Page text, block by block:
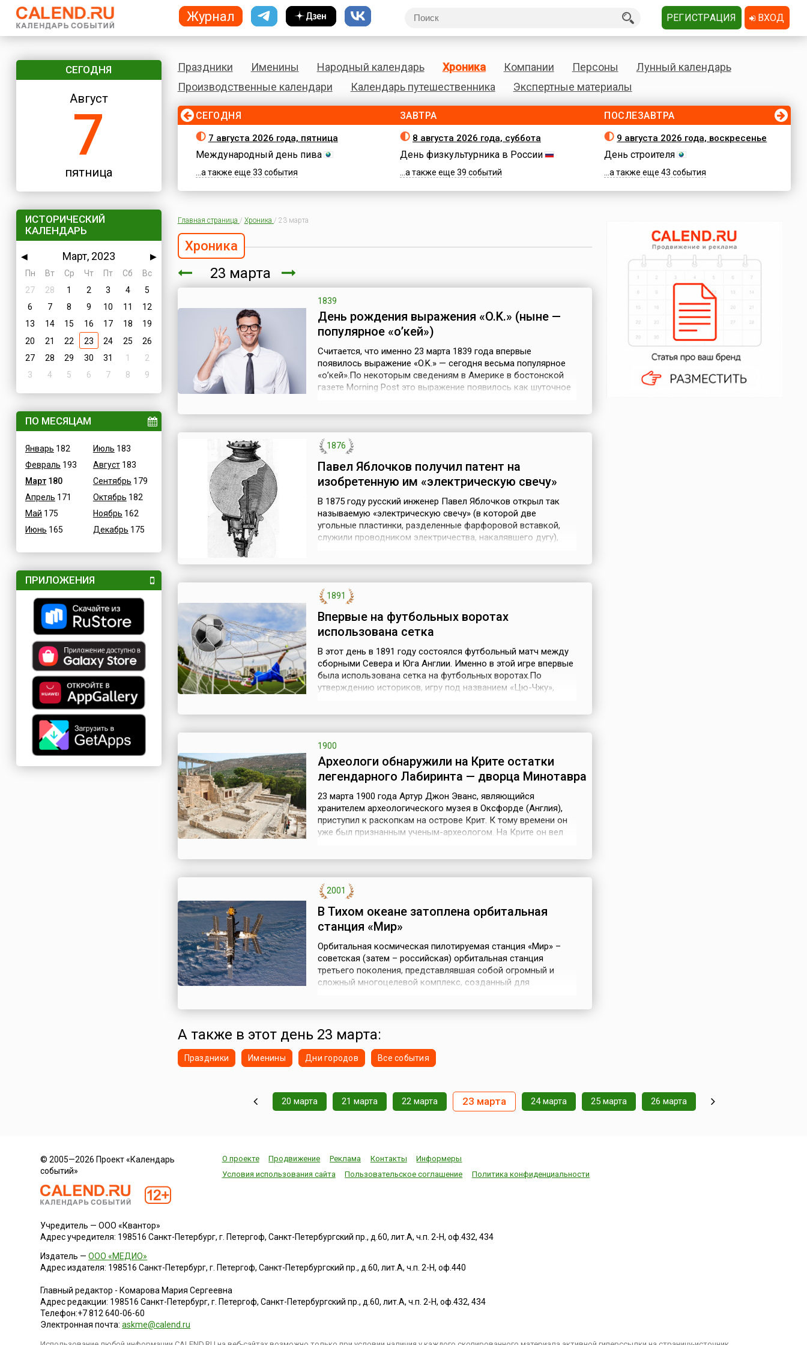
СЕГОДНЯ
Август
7
пятница
ИСТОРИЧЕСКИЙ
КАЛЕНДАРЬ
◀ Март, 2023
▶
Пн
Вт Ср Чт Пт Сб
Вс
27
28 1 2 3 4
5
6
7 8 9 10 11
12
13
14 15 16 17 18
19
20
21 22 23 24 25
26
27
28 29 30 31 1
2
3
4 5 6 7 8 9
ПО МЕСЯЦАМ
Январь 182
Февраль 193
Март180
Апрель 171
Май 175
Июнь 165
Июль 183
Август183
Сентябрь 179
Октябрь 182
Ноябрь 162
Декабрь 175
ПРИЛОЖЕНИЯ
Праздники Именины Народный календарь Хроника Компании Персоны
Лунный календарь
Производственные календари
Календарь путешественника Экспертные материалы
СЕГОДНЯ
7 августа 2026 года, пятница
Международный день пива
...а также еще 33 события
ЗАВТРА
8 августа 2026 года, суббота
День физкультурника в России
...а также еще 39 событий
ПОСЛЕЗАВТРА
9 августа 2026 года, воскресенье
День строителя
...а также еще 43 события
Главная страница / Хроника / 23 марта
Хроника
23 марта
1839
День рождения выражения «O.K.» (ныне —
популярное «о’кей»)
Считается, что именно 23 марта 1839 года впервые
появилось выражение «O.K.» — сегодня весьма популярное
«о’кей».По некоторым сведениям в Америке в бостонской
газете Morning Post это выражение появилось как шуточное
сокращенно Ol...
1876
Павел Яблочков получил патент на
изобретенную им «электрическую свечу»
В 1875 году русский инженер Павел Яблочков открыл так
называемую «электрическую свечу» (в которой две
угольные пластинки, разделенные фарфоровой вставкой,
служили проводником электричества, накалявшего дугу),
(Франция), где и заверши...
1891
Впервые на футбольных воротах
использована сетка
В этот день в 1891 году состоялся футбольный матч между
сборными Севера и Юга Англии. Именно в этой игре впервые
была использована сетка на футбольных воротах.По
утверждению историков, игру под названием «Цю-Чжу»,
временем зарожд...
1900
Археологи обнаружили на Крите остатки
легендарного Лабиринта — дворца Минотавра
23 марта 1900 года Артур Джон Эванс, являющийся
хранителем археологического музея в Оксфорде (Англия),
приступил к раскопкам на острове Крит. К тому времени он
уже был признанным ученым-археологом. На Крите он вел
Лабиринта – дворца Мино...
2001
В Тихом океане затоплена орбитальная
станция «Мир»
Орбитальная космическая пилотируемая станция «Мир» –
советская (затем – российская) орбитальная станция
третьего поколения, представлявшая собой огромный и
сложный многоцелевой комплекс, созданный для
что и дало возможность создан...
А также в этот день 23 марта:
Праздники Именины Дни городов Все события
20 марта 21 марта 22 марта 23 марта 24 марта 25 марта 26 марта
© 2005—2026 Проект «Календарь
событий»
О проекте Продвижение Реклама Контакты
Информеры
Условия использования сайта
Пользовательское соглашение Политика конфиденциальности
Учредитель — ООО «Квантор»
Адрес учредителя: 198516 Санкт-Петербург, г. Петергоф, Санкт-Петербургский пр., д.60, лит.А, ч.п. 2-Н, оф.432, 434
Издатель —ООО «МЕДИО»
Адрес издателя: 198516 Санкт-Петербург, г. Петергоф, Санкт-Петербургский пр., д.60, лит.А, ч.п. 2-Н, оф.440
Главный редактор - Комарова Мария Сергеевна
Адрес редакции: 198516 Санкт-Петербург, г. Петергоф,Санкт-Петербургский пр., д.60, лит.А, ч.п. 2-Н, оф.432, 434
Телефон:+7 812 640-06-60
Электронная почта:askme@calend.ru
Журнал РЕГИСТРАЦИЯ ВХОД